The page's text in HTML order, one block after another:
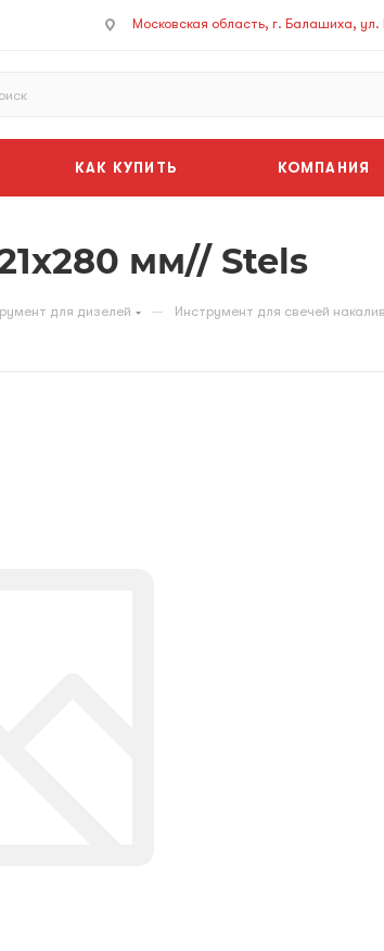
Московская область, г. Балашиха,
КАК КУПИТЬ КОМПАНИЯ
мм// Stels
для дизелей — Инструмент для свечей